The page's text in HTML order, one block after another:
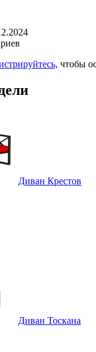
чтобы
Диван Крестов
Диван Тоскана